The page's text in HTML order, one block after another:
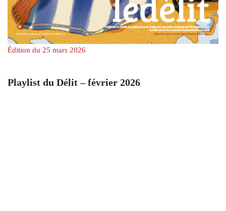
Édition du 25 mars 2026
Playlist du Délit – février 2026